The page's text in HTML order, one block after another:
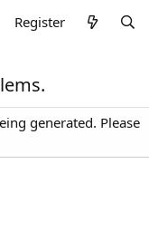
Register
generated. Please